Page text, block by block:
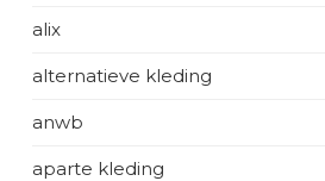
alix
alternatieve kleding
anwb
aparte kleding